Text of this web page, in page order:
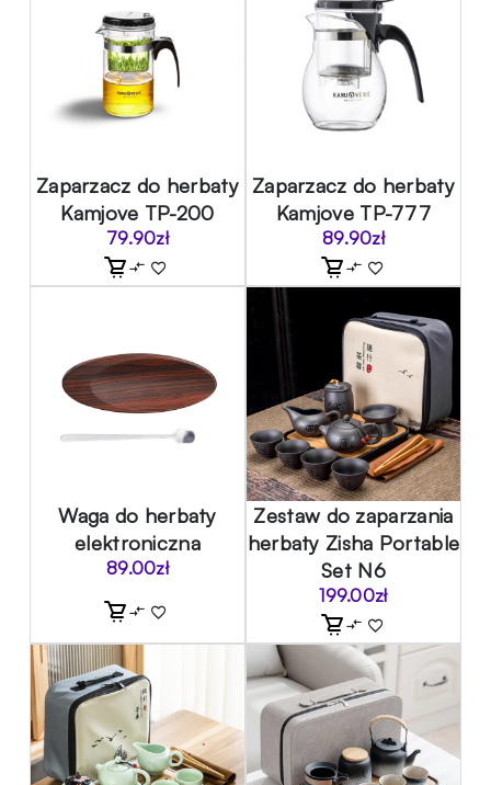
Zaparzacz do herbaty
Kamjove TP-200
79.90zł
Zaparzacz do herbaty
Kamjove TP-777
89.90zł
Waga do herbaty
elektroniczna
89.00zł
Zestaw do zaparzania
herbaty Zisha Portable
Set N6
199.00zł